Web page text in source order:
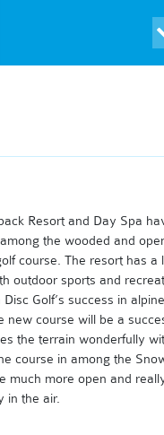
Resort and Day Spa
the wooded and
course. The resort has a
outdoor sports and
Golf’s success in
new course will be a
the terrain wonderfully
course in among the
much more open and
in the air.